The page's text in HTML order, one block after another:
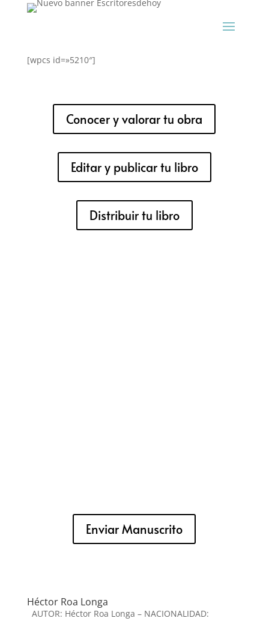
[wpcs id=»5210″]
Conocer y valorar tu obra
Editar y publicar tu libro
Distribuir tu libro
Enviar Manuscrito
Héctor Roa Longa
AUTOR: Héctor Roa Longa – NACIONALIDAD: